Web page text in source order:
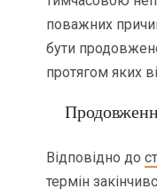
поважних
бути
протягом яких
Відповідно до
термін